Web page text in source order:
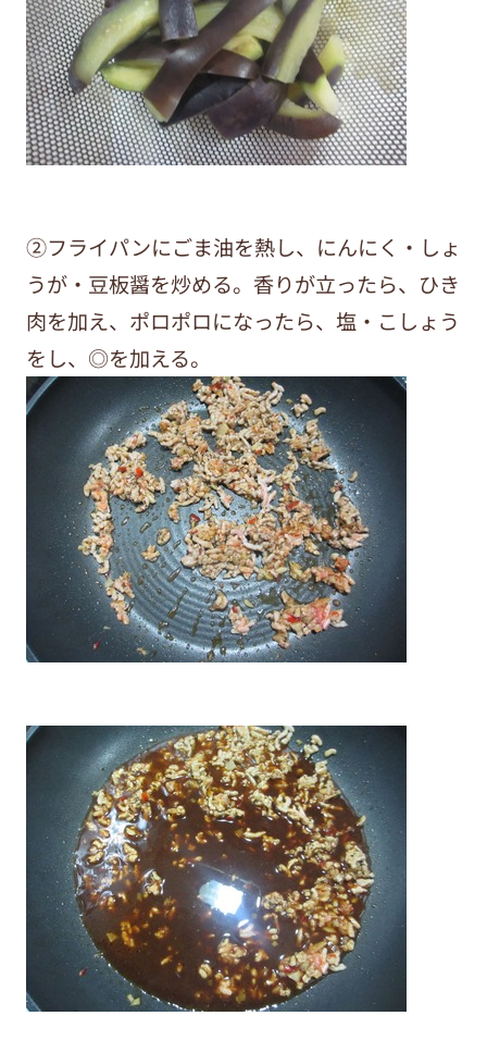
②フライパンにごま油を熱し、にんにく・しょ
うが・豆板醤を炒める。香りが立ったら、ひき
肉を加え、ポロポロになったら、塩・こしょう
をし、◎を加える。